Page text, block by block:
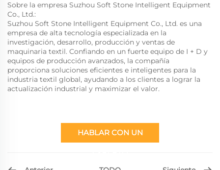
Sobre la empresa Suzhou Soft Stone Intelligent Equipment
Co., Ltd.:
Suzhou Soft Stone Intelligent Equipment Co., Ltd. es una
empresa de alta tecnología especializada en la
investigación, desarrollo, producción y ventas de
maquinaria textil. Confiando en un fuerte equipo de I + D y
equipos de producción avanzados, la compañía
proporciona soluciones eficientes e inteligentes para la
industria textil global, ayudando a los clientes a lograr la
actualización industrial y maximizar el valor.
HABLAR CON UN